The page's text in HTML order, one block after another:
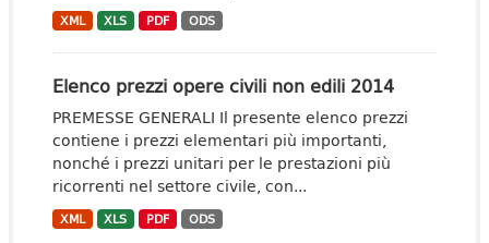
XML XLS PDF ODS
Elenco prezzi opere civili non edili 2014
PREMESSE GENERALI Il presente elenco prezzi
contiene i prezzi elementari più importanti,
nonché i prezzi unitari per le prestazioni più
ricorrenti nel settore civile, con...
XML XLS PDF ODS